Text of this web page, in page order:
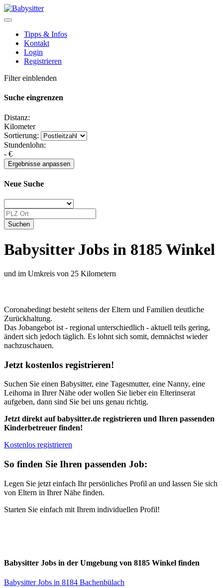
Tipps & Infos
Kontakt
Login
Registrieren
Filter einblenden
Suche eingrenzen
Distanz:
Kilometer
Sortierung:
Stundenlohn:
- €
Neue Suche
Babysitter Jobs in 8185 Winkel
und im Umkreis von 25 Kilometern
Coronabedingt besteht seitens der Eltern und Familien deutliche
Zurückhaltung.
Das Jobangebot ist - regional unterschiedlich - aktuell teils gering,
ändert sich jedoch täglich. Es lohnt sich somit, demnächst wieder
nachzuschauen.
Jetzt kostenlos registrieren!
Suchen Sie einen Babysitter, eine Tagesmutter, eine Nanny, eine
Leihoma in Ihrer Nähe oder wollen Sie lieber ein Elterinserat
aufgeben, dann sind Sie bei uns genau richtig.
Jetzt direkt auf babysitter.de registrieren und Ihren passenden
Kinderbetreuer finden!
Kostenlos registrieren
So finden Sie Ihren passenden Job:
Legen Sie jetzt einfach Ihr persönliches Profil an und lassen Sie sich
von Eltern in Ihrer Nähe finden.
Starten Sie einfach mit Ihrem individuellen Profil!
Babysitter Jobs in der Umgebung von 8185 Winkel finden
Babysitter Jobs in 8184 Bachenbülach